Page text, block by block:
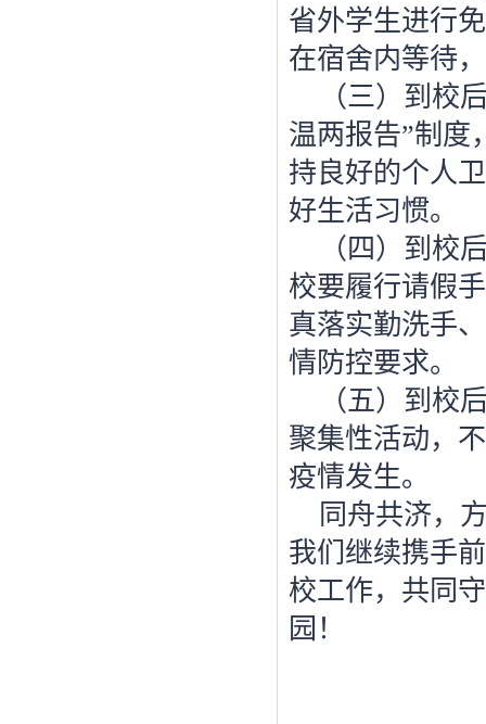
省外学生进行
在宿舍内等待
（三）到校
温两报告”制度
持良好的个人
好生活习惯。
（四）到校
校要履行请假
真落实勤洗手
情防控要求。
（五）到校
聚集性活动，
疫情发生。
同舟共济，
我们继续携手
校工作，共同
园！